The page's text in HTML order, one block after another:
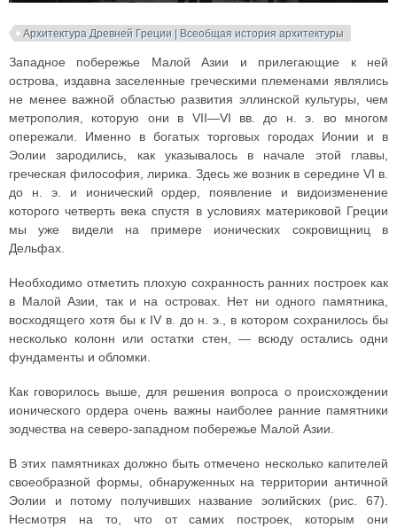
Архитектура Древней Греции | Всеобщая история архитектуры
Западное побережье Малой Азии и прилегающие к ней
острова, издавна заселенные греческими племенами являлись
не менее важной областью развития эллинской культуры, чем
метрополия, которую они в VII—VI вв. до н. э. во многом
опережали. Именно в богатых торговых городах Ионии и в
Эолии зародились, как указывалось в начале этой главы,
греческая философия, лирика. Здесь же возник в середине VI в.
до н. э. и ионический ордер, появление и видоизменение
которого четверть века спустя в условиях материковой Греции
мы уже видели на примере ионических сокровищниц в
Дельфах.
Необходимо отметить плохую сохранность ранних построек как
в Малой Азии, так и на островах. Нет ни одного памятника,
восходящего хотя бы к IV в. до н. э., в котором сохранилось бы
несколько колонн или остатки стен, — всюду остались одни
фундаменты и обломки.
Как говорилось выше, для решения вопроса о происхождении
ионического ордера очень важны наиболее ранние памятники
зодчества на северо-западном побережье Малой Азии.
В этих памятниках должно быть отмечено несколько капителей
своеобразной формы, обнаруженных на территории античной
Эолии и потому получивших название эолийских (рис. 67).
Несмотря на то, что от самих построек, которым они